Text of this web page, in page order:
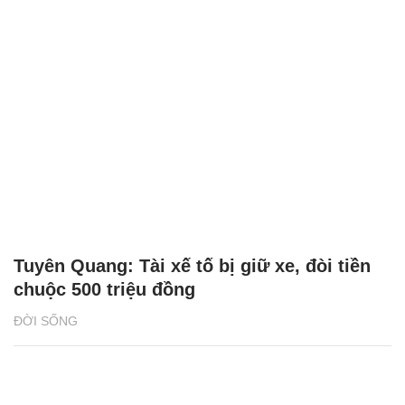
ĐỜI SỐNG
Tuyên Quang: Tài xế tố bị giữ xe, đòi tiền
chuộc 500 triệu đồng